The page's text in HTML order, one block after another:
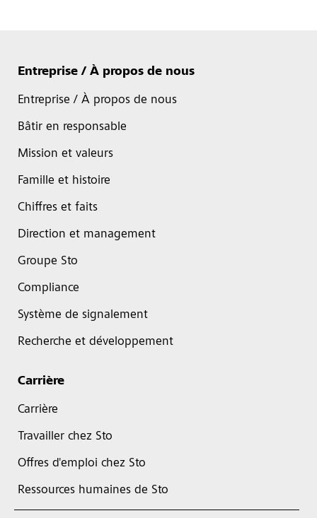
Entreprise / À propos de nous
Entreprise / À propos de nous
Bâtir en responsable
Mission et valeurs
Famille et histoire
Chiffres et faits
Direction et management
Groupe Sto
Compliance
Système de signalement
Recherche et développement
Carrière
Carrière
Travailler chez Sto
Offres d'emploi chez Sto
Ressources humaines de Sto